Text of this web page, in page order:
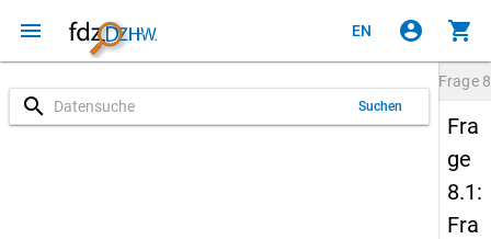
menu EN account_circle shopping_cart
search Suchen
Frage
Fra
ge
8.1:
Fra